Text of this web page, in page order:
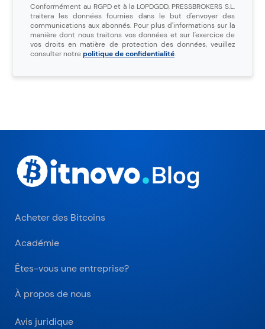
Conformément au RGPD et à la LOPDGDD, PRESSBROKERS S.L.
traitera les données fournies dans le but d'envoyer des
communications aux abonnés. Pour plus d'informations sur la
manière dont nous traitons vos données et sur l'exercice de
vos droits en matière de protection des données, veuillez
consulter notrepolitique de confidentialité.
Acheter des Bitcoins
Académie
Êtes-vous une entreprise?
À propos de nous
Avis juridique